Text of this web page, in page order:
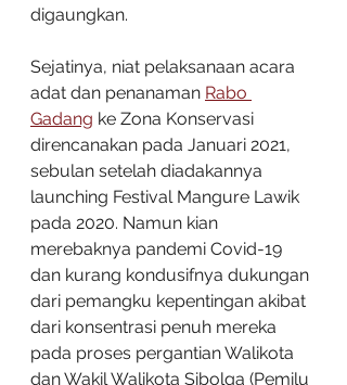
digaungkan.
Sejatinya, niat pelaksanaan acara
adat dan penanaman Rabo
Gadang ke Zona Konservasi
direncanakan pada Januari 2021,
sebulan setelah diadakannya
launching Festival Mangure Lawik
pada 2020. Namun kian
merebaknya pandemi Covid-19
dan kurang kondusifnya dukungan
dari pemangku kepentingan akibat
dari konsentrasi penuh mereka
pada proses pergantian Walikota
dan Wakil Walikota Sibolga (Pemilu